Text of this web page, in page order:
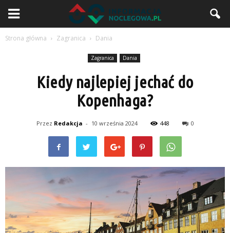
Strona główna Zagranica Dania
Zagranica Dania
Kiedy najlepiej jechać do
Kopenhaga?
Przez Redakcja - 10 września 2024 448 0